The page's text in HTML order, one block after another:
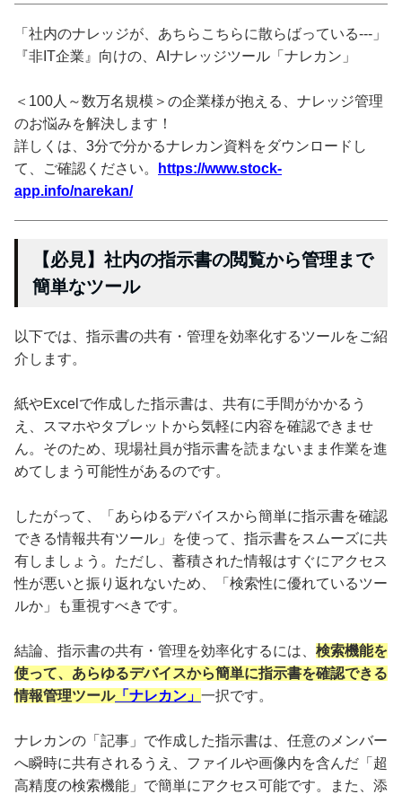
「社内のナレッジが、あちらこちらに散らばっている---」
『非IT企業』向けの、AIナレッジツール「ナレカン」
＜100人～数万名規模＞の企業様が抱える、ナレッジ管理
のお悩みを解決します！
詳しくは、3分で分かるナレカン資料をダウンロードし
て、ご確認ください。
https://www.stock-
app.info/narekan/
【必見】社内の指示書の閲覧から管理まで
簡単なツール
以下では、指示書の共有・管理を効率化するツールをご紹
介します。
紙やExcelで作成した指示書は、共有に手間がかかるう
え、スマホやタブレットから気軽に内容を確認できませ
ん。そのため、現場社員が指示書を読まないまま作業を進
めてしまう可能性があるのです。
したがって、「あらゆるデバイスから簡単に指示書を確認
できる情報共有ツール」を使って、指示書をスムーズに共
有しましょう。ただし、蓄積された情報はすぐにアクセス
性が悪いと振り返れないため、「検索性に優れているツー
ルか」も重視すべきです。
結論、指示書の共有・管理を効率化するには、 検索機能を
使って、あらゆるデバイスから簡単に指示書を確認できる
情報管理ツール「ナレカン」 一択です。
ナレカンの「記事」で作成した指示書は、任意のメンバー
へ瞬時に共有されるうえ、ファイルや画像内を含んだ「超
高精度の検索機能」で簡単にアクセス可能です。また、添